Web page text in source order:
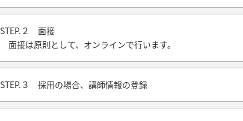
STEP.２ 面接
面接は原則として、オンラインで行います。
STEP.３ 採用の場合、講師情報の登録